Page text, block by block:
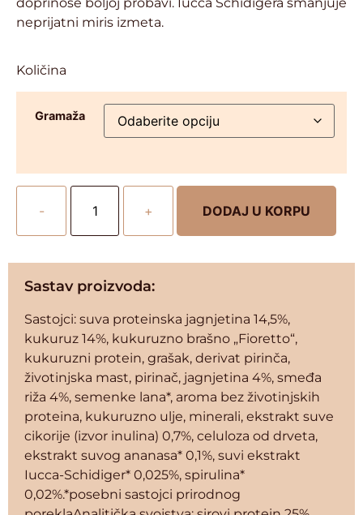
doprinose boljoj probavi. Iucca Schidigera smanjuje
neprijatni miris izmeta.
Količina
Gramaža
- + DODAJ U KORPU
Sastav proizvoda:
Sastojci: suva proteinska jagnjetina 14,5%,
kukuruz 14%, kukuruzno brašno „Fioretto“,
kukuruzni protein, grašak, derivat pirinča,
životinjska mast, pirinač, jagnjetina 4%, smeđa
riža 4%, semenke lana*, aroma bez životinjskih
proteina, kukuruzno ulje, minerali, ekstrakt suve
cikorije (izvor inulina) 0,7%, celuloza od drveta,
ekstrakt suvog ananasa* 0,1%, suvi ekstrakt
Iucca-Schidiger* 0,025%, spirulina*
0,02%.*posebni sastojci prirodnog